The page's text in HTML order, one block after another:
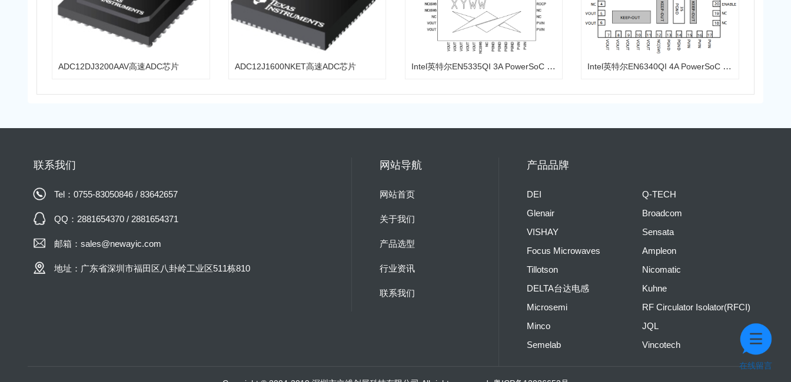
ADC12DJ3200AAV高速ADC芯片 ADC12J1600NKET高速ADC芯片 Intel英特尔EN5335QI 3A PowerSoC DC-DC降压转换器 Intel英特尔EN6340QI 4A PowerSoC DC-DC降压转换器
联系我们
Tel：0755-83050846 / 83642657
QQ：2881654370 / 2881654371
邮箱：sales@newayic.com
地址：广东省深圳市福田区八卦岭工业区511栋810
网站导航
网站首页
关于我们
产品选型
行业资讯
联系我们
产品品牌
DEI
Glenair
VISHAY
Focus Microwaves
Tillotson
DELTA台达电感
Microsemi
Minco
Semelab
Q-TECH
Broadcom
Sensata
Ampleon
Nicomatic
Kuhne
RF Circulator Isolator(RFCI)
JQL
Vincotech
在线留言